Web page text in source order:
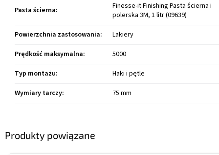
Produkty powiązane
Pasta ścierna:
Finesse-it Finishing Pasta ścierna i
polerska 3M, 1 litr (09639)
Powierzchnia zastosowania:
Lakiery
Prędkość maksymalna:
5000
Typ montażu:
Haki i pętle
Wymiary tarczy: 75 mm